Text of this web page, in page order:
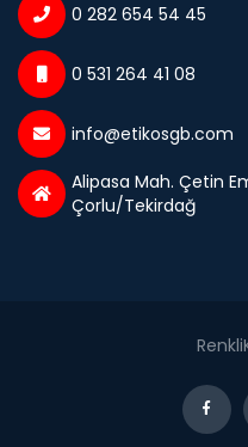
0 282 654 54 45
0 531 264 41 08
info@etikosgb.com
Alipasa Mah. Çetin
Çorlu/Tekirdağ